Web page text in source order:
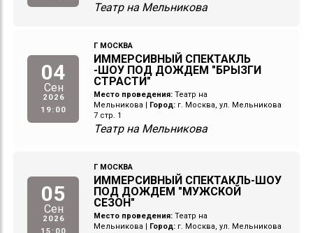
Театр на Мельникова
04
Сен
2026
19:00
Г МОСКВА
ИММЕРСИВНЫЙ СПЕКТАКЛЬ
-ШОУ ПОД ДОЖДЕМ "БРЫЗГИ
СТРАСТИ"
Место проведения: Театр на
Мельникова
Город: г. Москва, ул. Мельникова
7 стр. 1
Театр на Мельникова
05
Сен
2026
Г МОСКВА
ИММЕРСИВНЫЙ СПЕКТАКЛЬ-ШОУ
ПОД ДОЖДЕМ "МУЖСКОЙ
СЕЗОН"
Место проведения: Театр на
Мельникова
Город: г. Москва, ул. Мельникова